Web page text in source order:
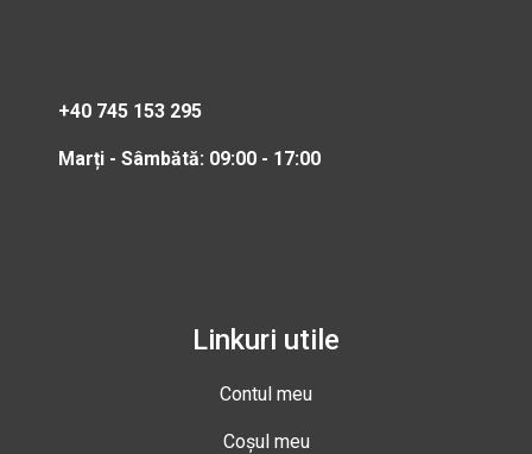
+40 745 153 295
Marți - Sâmbătă: 09:00 - 17:00
Linkuri utile
Contul meu
Coșul meu